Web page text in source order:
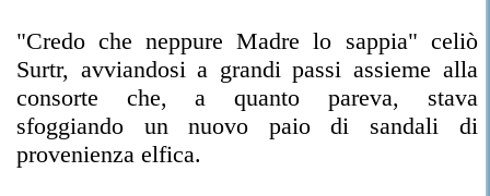
"Credo che neppure Madre lo sappia" celiò
Surtr, avviandosi a grandi passi assieme alla
consorte che, a quanto pareva, stava
sfoggiando un nuovo paio di sandali di
provenienza elfica.